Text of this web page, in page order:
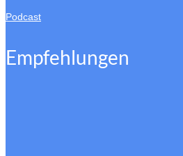
Podcast
Empfehlungen